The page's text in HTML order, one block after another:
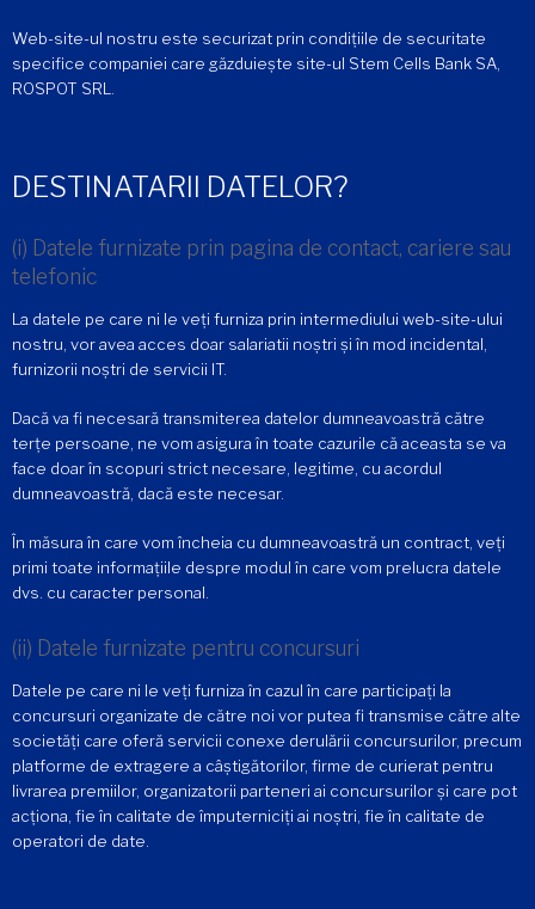
Web-site-ul nostru este securizat prin condițiile de securitate
specifice companiei care găzduiește site-ul Stem Cells Bank SA,
ROSPOT SRL.
DESTINATARII DATELOR?
(i) Datele furnizate prin pagina de contact, cariere sau
telefonic
La datele pe care ni le veți furniza prin intermediului web-site-ului
nostru, vor avea acces doar salariatii noștri și în mod incidental,
furnizorii noștri de servicii IT.
Dacă va fi necesară transmiterea datelor dumneavoastră către
terțe persoane, ne vom asigura în toate cazurile că aceasta se va
face doar în scopuri strict necesare, legitime, cu acordul
dumneavoastră, dacă este necesar.
În măsura în care vom încheia cu dumneavoastră un contract, veți
primi toate informațiile despre modul în care vom prelucra datele
dvs. cu caracter personal.
(ii) Datele furnizate pentru concursuri
Datele pe care ni le veți furniza în cazul în care participați la
concursuri organizate de către noi vor putea fi transmise către alte
societăți care oferă servicii conexe derulării concursurilor, precum
platforme de extragere a câștigătorilor, firme de curierat pentru
livrarea premiilor, organizatorii parteneri ai concursurilor și care pot
acționa, fie în calitate de împuterniciți ai noștri, fie în calitate de
operatori de date.